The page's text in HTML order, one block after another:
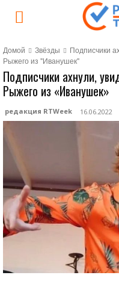
Домой Звёзды
Подписчики
Рыжего из "Иванушек"
Подписчики ахнули,
Рыжего из «Иванушек»
редакция RTWeek 16.06.2022